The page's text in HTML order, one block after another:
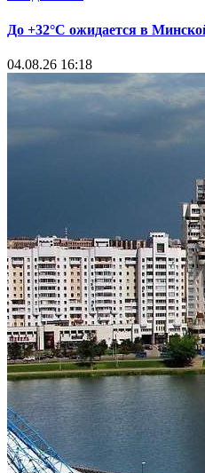
До +32°С ожидается в
04.08.26 16:18